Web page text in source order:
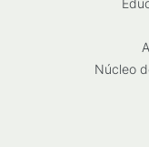
Núcleo